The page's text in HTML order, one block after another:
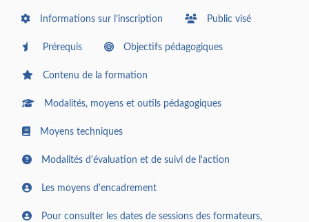
Informations sur l’inscription Public visé
Prérequis Objectifs pédagogiques
Contenu de la formation
Modalités, moyens et outils pédagogiques
Moyens techniques
Modalités d'évaluation et de suivi de l'action
Les moyens d'encadrement
Pour consulter les dates de sessions des formateurs,